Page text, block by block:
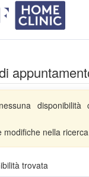
disponibilità
modifiche nella ricerca
trovata